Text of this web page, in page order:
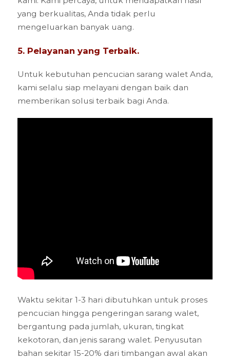
yang berkualitas, Anda tidak perlu
mengeluarkan banyak uang.
5. Pelayanan yang Terbaik.
Untuk kebutuhan pencucian sarang walet Anda,
kami selalu siap melayani dengan baik dan
memberikan solusi terbaik bagi Anda.
Waktu sekitar 1-3 hari dibutuhkan untuk proses
pencucian hingga pengeringan sarang walet,
bergantung pada jumlah, ukuran, tingkat
kekotoran, dan jenis sarang walet. Penyusutan
bahan sekitar 15-20% dari timbangan awal akan